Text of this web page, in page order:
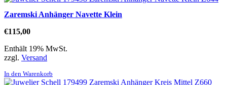
Zaremski Anhänger Navette Klein
€115,00
Enthält 19% MwSt.
zzgl. Versand
In den Warenkorb